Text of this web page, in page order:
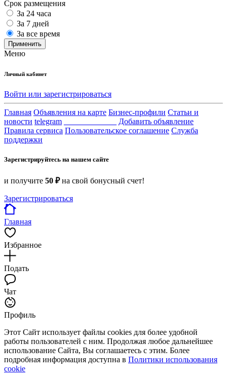
Срок размещения
За 24 часа
За 7 дней
За все время
Применить
Меню
Личный кабинет
Войти или зарегистрироваться
Главная Объявления на карте Бизнес-профили Статьи и
новости telegram
Добавить объявление
Правила сервиса Пользовательское соглашение Служба
поддержки
Зарегистрируйтесь на нашем сайте
и получите 50 ₽на свой бонусный счет!
Зарегистрироваться
Главная
Избранное
Подать
Чат
Профиль
Этот Сайт использует файлы cookies для более удобной
работы пользователей с ним. Продолжая любое дальнейшее
использование Сайта, Вы соглашаетесь с этим. Более
подробная информация доступна в Политики использования
cookie